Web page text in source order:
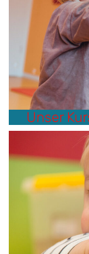
Unser